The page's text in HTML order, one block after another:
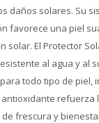
daños solares. Su
favorece una piel
solar. El Protector
al agua y al
todo tipo de piel,
refuerza
frescura y